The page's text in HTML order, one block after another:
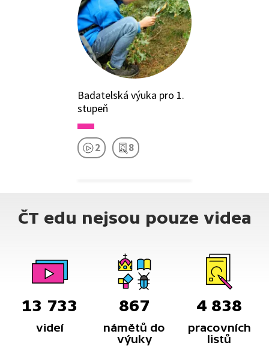
Badatelská výuka pro 1.
stupeň
2 8
ČT edu nejsou pouze videa
13 733
videí
867
námětů do
výuky
4 838
pracovních
listů